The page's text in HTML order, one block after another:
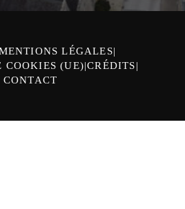
LÉGALES
COOKIES (UE) CRÉDITS
CONTACT